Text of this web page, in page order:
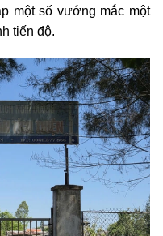
một số vướng mắc một
tiến độ.